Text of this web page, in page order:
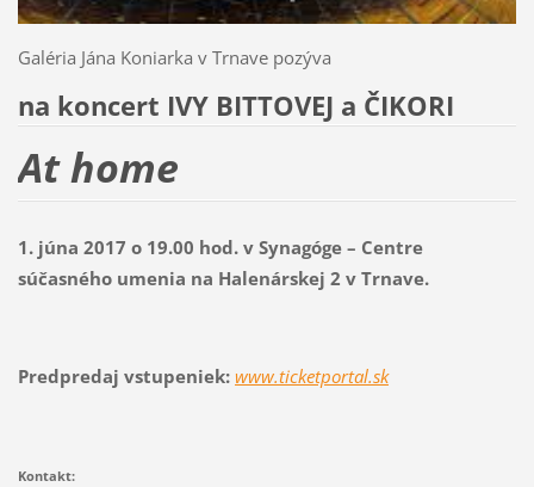
Galéria Jána Koniarka v Trnave pozýva
na koncert IVY BITTOVEJ a ČIKORI
At home
1. júna 2017 o 19.00 hod. v Synagóge – Centre
súčasného umenia na Halenárskej 2 v Trnave.
Predpredaj vstupeniek: www.ticketportal.sk
Kontakt: